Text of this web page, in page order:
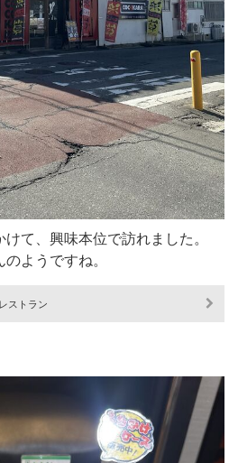
けて、興味本位で訪れました。
ようですね。
ストラン